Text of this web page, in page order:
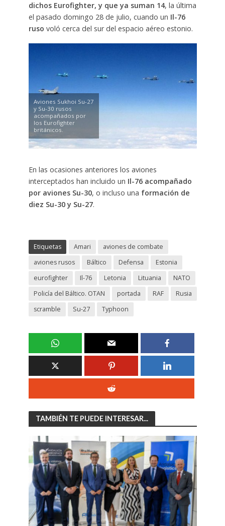
dichos Eurofighter, y que ya suman 14, la última
el pasado domingo 28 de julio, cuando un Il-76
ruso voló cerca del sur del espacio aéreo estonio.
Aviones Sukhoi Su-27
y Su-30 rusos
acompañados por
los Eurofighter
británicos.
En las ocasiones anteriores los aviones
interceptados han incluido un Il-76 acompañado
por aviones Su-30, o incluso una formación de
diez Su-30 y Su-27.
Etiquetas Amari
aviones de combate
aviones rusos
Báltico Defensa
Estonia
eurofighter
Il-76 Letonia Lituania
NATO
Policía del Báltico. OTAN
portada RAF
Rusia
scramble
Su-27 Typhoon
TAMBIÉN TE PUEDE INTERESAR...